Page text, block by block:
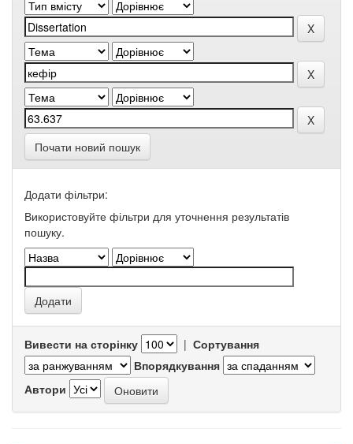
Почати новий пошук
Додати фільтри:
Використовуйте фільтри для уточнення результатів
пошуку.
Вивести на сторінку | Сортування
Впорядкування
Автори